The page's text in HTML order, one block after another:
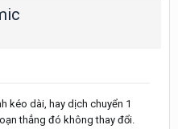
kéo dài, hay dịch chuyển 1
thẳng đó không thay đổi.